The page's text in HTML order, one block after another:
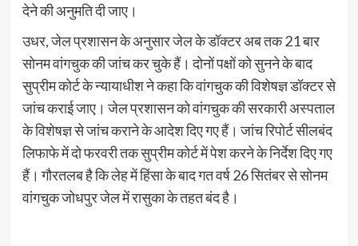
देने की अनुमति दी जाए।
उधर, जेल प्रशासन के अनुसार जेल के डॉक्टर अब तक 21 बार
सोनम वांगचुक की जांच कर चुके हैं। दोनों पक्षों को सुनने के बाद
सुप्रीम कोर्ट के न्यायाधीश ने कहा कि वांगचुक की विशेषज्ञ डॉक्टर से
जांच कराई जाए। जेल प्रशासन को वांगचुक की सरकारी अस्पताल
के विशेषज्ञ से जांच कराने के आदेश दिए गए हैं। जांच रिपोर्ट सीलबंद
लिफाफे में दो फरवरी तक सुप्रीम कोर्ट में पेश करने के निर्देश दिए गए
हैं। गौरतलब है कि लेह में हिंसा के बाद गत वर्ष 26 सितंबर से सोनम
वांगचुक जोधपुर जेल में रासुका के तहत बंद है।